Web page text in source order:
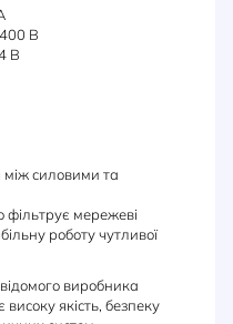
В
В
між силовими та
мережеві
роботу чутливої
виробника
якість, безпеку